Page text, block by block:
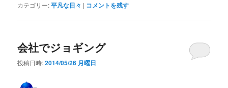
カテゴリー:平凡な日々 | コメントを残す
会社でジョギング
投稿日時:2014/05/26 月曜日